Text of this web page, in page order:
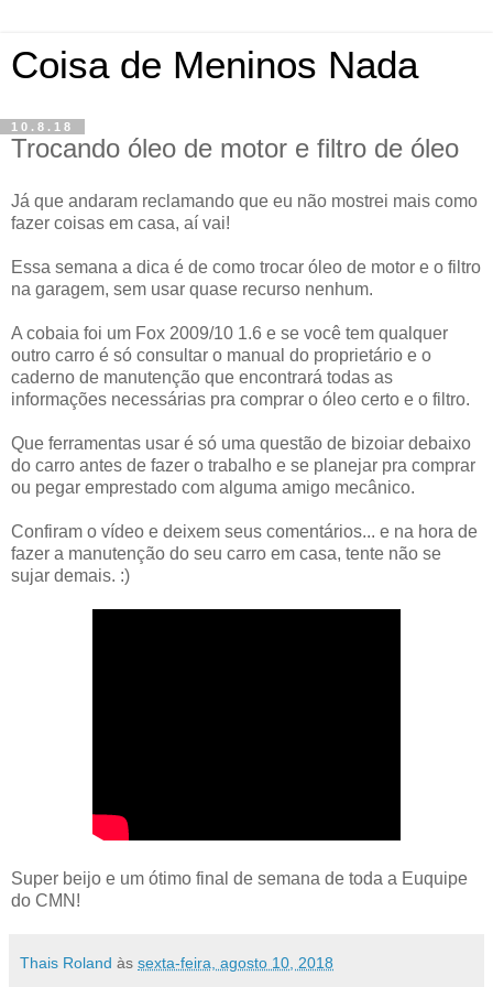
Coisa de Meninos Nada
10.8.18
Trocando óleo de motor e filtro de óleo
Já que andaram reclamando que eu não mostrei mais como
fazer coisas em casa, aí vai!
Essa semana a dica é de como trocar óleo de motor e o filtro
na garagem, sem usar quase recurso nenhum.
A cobaia foi um Fox 2009/10 1.6 e se você tem qualquer
outro carro é só consultar o manual do proprietário e o
caderno de manutenção que encontrará todas as
informações necessárias pra comprar o óleo certo e o filtro.
Que ferramentas usar é só uma questão de bizoiar debaixo
do carro antes de fazer o trabalho e se planejar pra comprar
ou pegar emprestado com alguma amigo mecânico.
Confiram o vídeo e deixem seus comentários... e na hora de
fazer a manutenção do seu carro em casa, tente não se
sujar demais. :)
Super beijo e um ótimo final de semana de toda a Euquipe
do CMN!
Thais Roland às sexta-feira, agosto 10, 2018